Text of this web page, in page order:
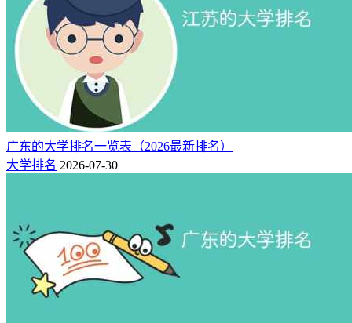
广东的大学排名一览表（2026最新排名）
大学排名 2026-07-30